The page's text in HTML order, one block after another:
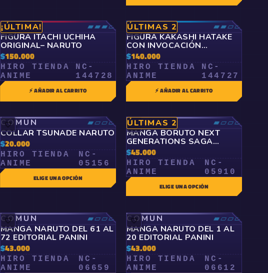
🤍
¡ÚLTIMA!
ÉPICO
▰▰▰▱
FIGURA ITACHI UCHIHA
ORIGINAL– NARUTO
$150.000
HIRO TIENDA
ANIME
NC-
144728
⚡ AÑADIR AL CARRITO
🤍
ÚLTIMAS 2
RARO
▰▰▱▱
FIGURA KAKASHI HATAKE
CON INVOCACIÓN
ORIGINAL– NARUTO
$140.000
HIRO TIENDA
ANIME
NC-
144727
⚡ AÑADIR AL CARRITO
🤍
COMÚN
▰▱▱▱
COLLAR TSUNADE NARUTO
$20.000
HIRO TIENDA
ANIME
NC-
05156
ELIGE UNA OPCIÓN
🤍
ÚLTIMAS 2
COMÚN
▰▱▱▱
MANGA BORUTO NEXT
GENERATIONS SAGA
NARUTO
$45.000
HIRO TIENDA
ANIME
NC-
05910
ELIGE UNA OPCIÓN
🤍
COMÚN
▰▱▱▱
MANGA NARUTO DEL 61 AL
72 EDITORIAL PANINI
$43.000
HIRO TIENDA
ANIME
NC-
06659
🤍
COMÚN
▰▱▱▱
MANGA NARUTO DEL 1 AL
20 EDITORIAL PANINI
$43.000
HIRO TIENDA
ANIME
NC-
06612